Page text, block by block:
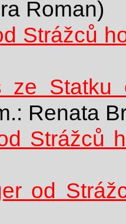
Roman)
Strážců
ze Statku
Renata
Strážců
od